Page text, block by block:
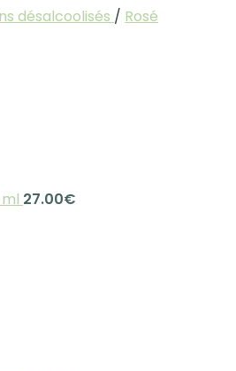
désalcoolisés / Rosé
27.00€